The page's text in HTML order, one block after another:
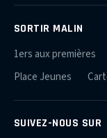
SORTIR MALIN
1ers aux premières
Place Jeunes
SUIVEZ-NOUS SUR